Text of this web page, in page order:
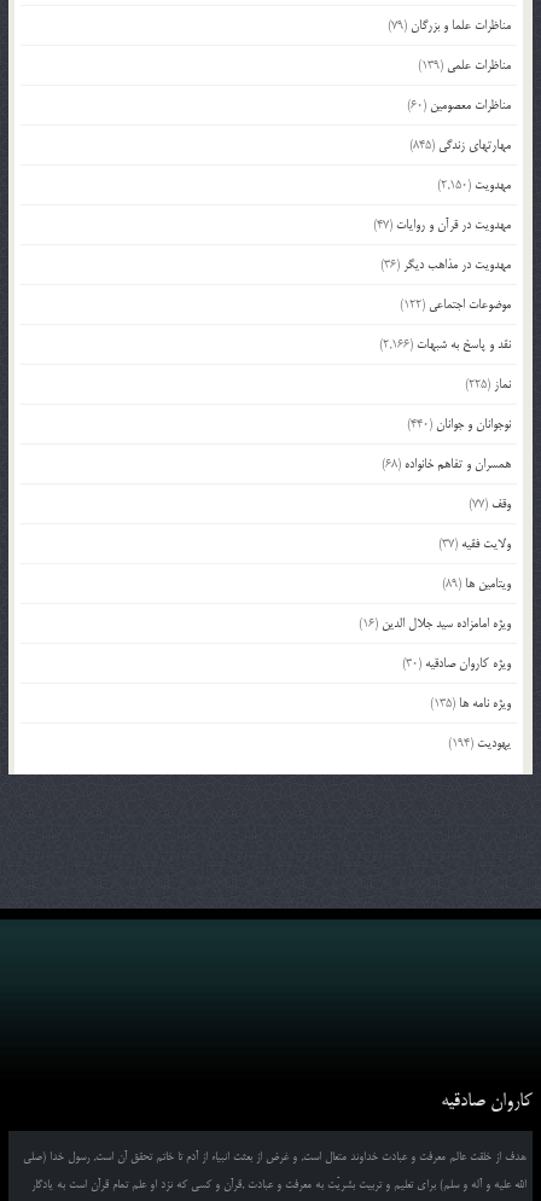
مناظرات علما و بزرگان(79)
مناظرات علمی (139)
مناظرات معصومین (60)
مهارتهای زندگی (845)
مهدویت (2,150)
مهدویت در قرآن و روایات (47)
مهدویت در مذاهب دیگر (36)
موضوعات اجتماعی (122)
نقد و پاسخ به شبهات (2,166)
نماز (225)
نوجوانان و جوانان(440)
همسران و تفاهم خانواده (68)
وقف (77)
ولایت فقیه (37)
ویتامین ها (89)
ویژه امامزاده سید جلال الدین (16)
ویژه کاروان صادقیه (30)
ویژه نامه ها (135)
یهودیت (194)
کاروان صادقیه
هدف از خلقت عالم معرفت و عبادت خداوند متعال است, و غرض از بعثت انبیاء از آدم تا خاتم تحقق آن است, رسول خدا (صلی
الله علیه و آله و سلم) برای تعلیم و تربیت بشریّت به معرفت و عبادت ,قرآن و کسی که نزد او علم تمام قرآن است به یادگار